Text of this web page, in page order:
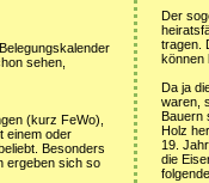
sehen,
(kurz FeWo),
einem oder
Besonders
ergeben sich so
Der
tragen.
können
Da ja
waren,
Bauern
Holz
19.
die